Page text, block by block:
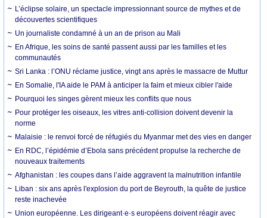
L’éclipse solaire, un spectacle impressionnant source de mythes et de
découvertes scientifiques
Un journaliste condamné à un an de prison au Mali
En Afrique, les soins de santé passent aussi par les familles et les
communautés
Sri Lanka : l’ONU réclame justice, vingt ans après le massacre de Muttur
En Somalie, l'IA aide le PAM à anticiper la faim et mieux cibler l'aide
Pourquoi les singes gèrent mieux les conflits que nous
Pour protéger les oiseaux, les vitres anti-collision doivent devenir la
norme
Malaisie : le renvoi forcé de réfugiés du Myanmar met des vies en danger
En RDC, l’épidémie d’Ebola sans précédent propulse la recherche de
nouveaux traitements
Afghanistan : les coupes dans l’aide aggravent la malnutrition infantile
Liban : six ans après l'explosion du port de Beyrouth, la quête de justice
reste inachevée
Union européenne. Les dirigeant·e·s européens doivent réagir avec